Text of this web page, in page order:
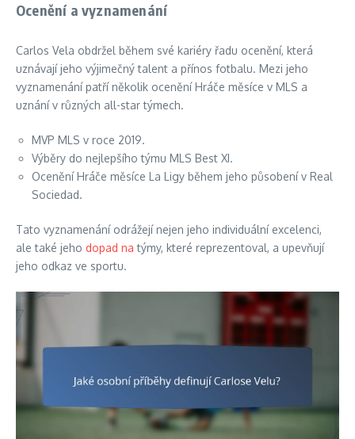
Ocenění a vyznamenání
Carlos Vela obdržel během své kariéry řadu ocenění, která
uznávají jeho výjimečný talent a přínos fotbalu. Mezi jeho
vyznamenání patří několik ocenění Hráče měsíce v MLS a
uznání v různých all-star týmech.
MVP MLS v roce 2019.
Výběry do nejlepšího týmu MLS Best XI.
Ocenění Hráče měsíce La Ligy během jeho působení v Real
Sociedad.
Tato vyznamenání odrážejí nejen jeho individuální excelenci,
ale také jeho dopad na týmy, které reprezentoval, a upevňují
jeho odkaz ve sportu.